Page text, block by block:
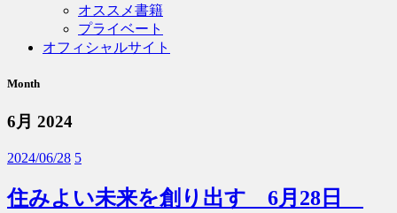
オススメ書籍
プライベート
オフィシャルサイト
Month
6月 2024
2024/06/28 5
住みよい未来を創り出す 6月28日